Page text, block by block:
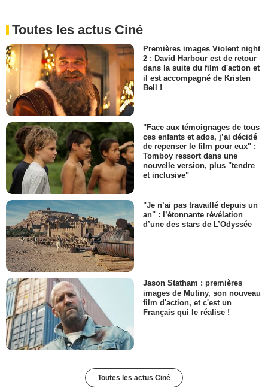
Toutes les actus Ciné
Premières images Violent night
2 : David Harbour est de retour
dans la suite du film d'action et
il est accompagné de Kristen
Bell !
"Face aux témoignages de tous
ces enfants et ados, j’ai décidé
de repenser le film pour eux" :
Tomboy ressort dans une
nouvelle version, plus "tendre
et inclusive"
"Je n’ai pas travaillé depuis un
an" : l’étonnante révélation
d’une des stars de L’Odyssée
Jason Statham : premières
images de Mutiny, son nouveau
film d'action, et c'est un
Français qui le réalise !
Toutes les actus Ciné